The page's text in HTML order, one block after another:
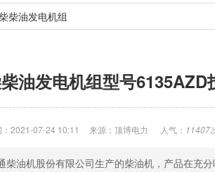
柴油发电机组
油发电机组型号6135AZD
：2021-07-24 10:11 来源：顶博电力 人气： 11407
油机股份有限公司生产的柴油机，产品在充